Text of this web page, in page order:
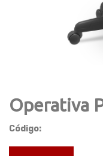
Operativa
Código: